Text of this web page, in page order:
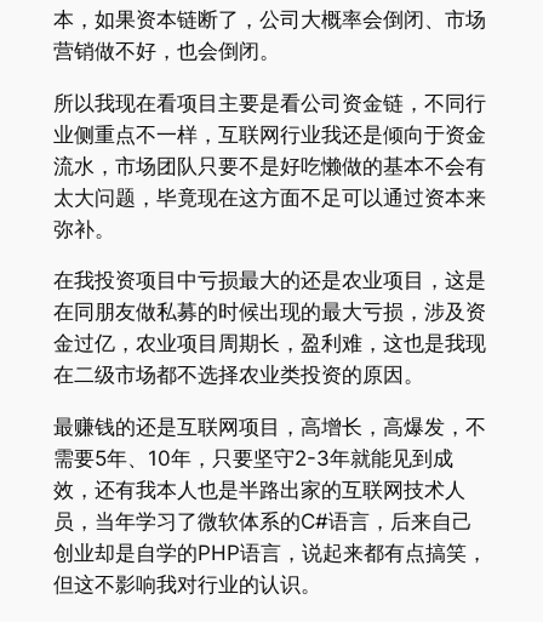
本，如果资本链断了，公司大概率会倒闭、市场
营销做不好，也会倒闭。
所以我现在看项目主要是看公司资金链，不同行
业侧重点不一样，互联网行业我还是倾向于资金
流水，市场团队只要不是好吃懒做的基本不会有
太大问题，毕竟现在这方面不足可以通过资本来
弥补。
在我投资项目中亏损最大的还是农业项目，这是
在同朋友做私募的时候出现的最大亏损，涉及资
金过亿，农业项目周期长，盈利难，这也是我现
在二级市场都不选择农业类投资的原因。
最赚钱的还是互联网项目，高增长，高爆发，不
需要5年、10年，只要坚守2-3年就能见到成
效，还有我本人也是半路出家的互联网技术人
员，当年学习了微软体系的C#语言，后来自己
创业却是自学的PHP语言，说起来都有点搞笑，
但这不影响我对行业的认识。